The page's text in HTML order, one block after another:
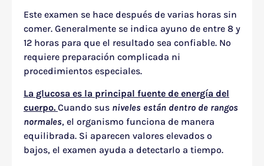
Este examen se hace después de varias horas sin
comer. Generalmente se indica ayuno de entre 8 y
12 horas para que el resultado sea confiable. No
requiere preparación complicada ni
procedimientos especiales.
La glucosa es la principal fuente de energía del
cuerpo. Cuando sus niveles están dentro de rangos
normales, el organismo funciona de manera
equilibrada. Si aparecen valores elevados o
bajos, el examen ayuda a detectarlo a tiempo.